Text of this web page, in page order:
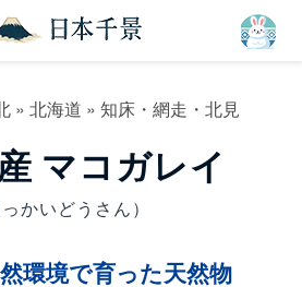
» 北海道 » 知床・網走・北見
マコガレイ
っかいどうさん）
環境で育った天然物